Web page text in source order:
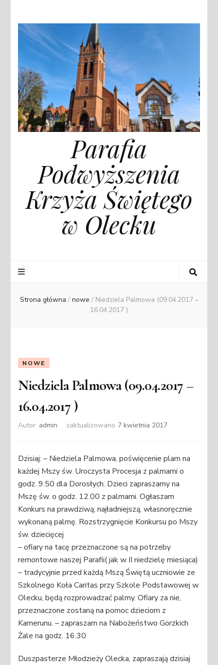
Parafia
Podwyższenia
Krzyża Świętego
w Olecku
Strona główna / nowe / Niedziela Palmowa (09.04.2017 –
16.04.2017 )
NOWE
Niedziela Palmowa (09.04.2017 –
16.04.2017 )
Autor: admin zaktualizowano 7 kwietnia 2017
Dzisiaj: – Niedziela Palmowa, poświęcenie plam na
każdej Mszy św. Uroczysta Procesja z palmami o
godz. 9.50 dla Dorosłych. Dzieci zapraszamy na
Mszę św. o godz. 12.00 z palmami. Ogłaszam
Konkurs na prawdziwą, najładniejszą, własnoręcznie
wykonaną palmę. Rozstrzygnięcie Konkursu po Mszy
św. dziecięcej
– ofiary na tacę przeznaczone są na potrzeby
remontowe naszej Parafii( jak w II niedzielę miesiąca)
– tradycyjnie przed każdą Mszą Świętą uczniowie ze
Szkolnego Koła Caritas przy Szkole Podstawowej w
Olecku, będą rozprowadzać palmy. Ofiary za nie,
przeznaczone zostaną na pomoc dzieciom z
Kamerunu. – zapraszam na Nabożeństwo Gorzkich
Żale na godz. 16.30
Duszpasterze Młodzieży Olecka, zapraszają dzisiaj